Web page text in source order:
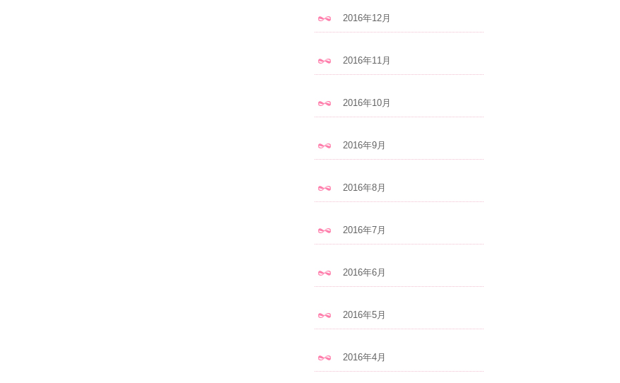
2016年12月
2016年11月
2016年10月
2016年9月
2016年8月
2016年7月
2016年6月
2016年5月
2016年4月